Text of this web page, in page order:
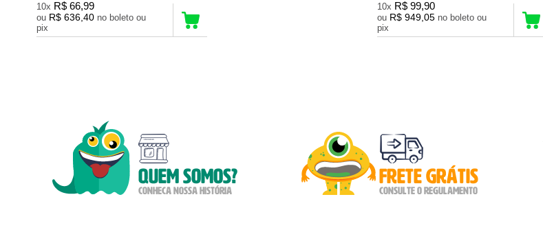
10x R$ 66,99
ou R$ 636,40 no boleto ou
pix
10x R$ 99,90
ou R$ 949,05 no boleto ou
pix